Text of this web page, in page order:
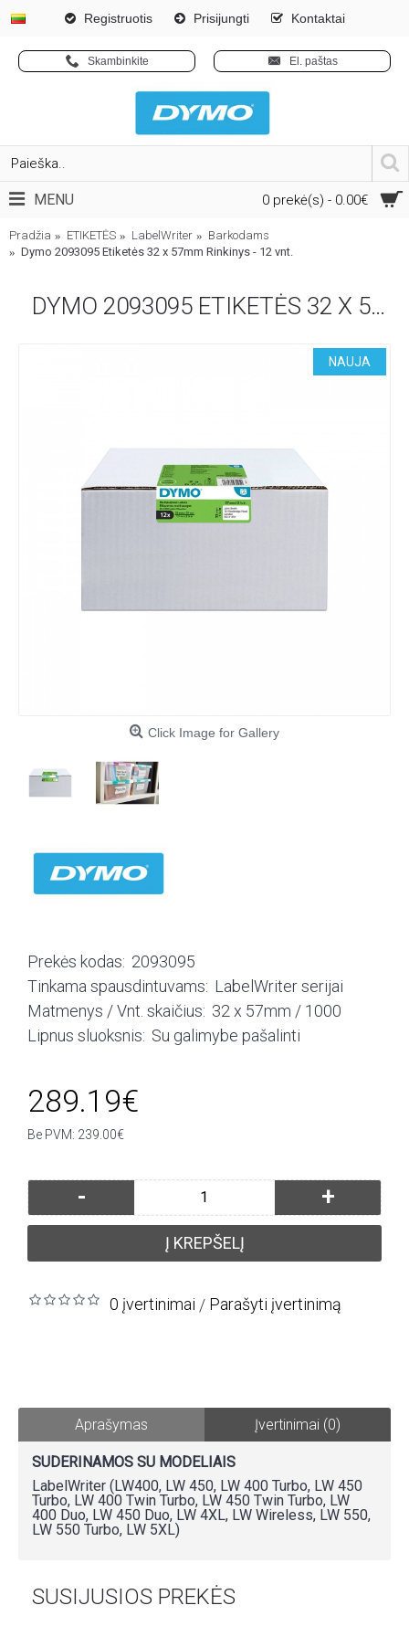
Registruotis Prisijungti Kontaktai
Skambinkite El. paštas
0 prekė(s) - 0.00€
MENU
Pradžia ETIKETĖS LabelWriter
Barkodams
Dymo 2093095 Etiketės 32 x 57mm Rinkinys - 12 vnt.
DYMO 2093095 ETIKETĖS 32 X 57MM RINKINYS - 12 VNT.
NAUJA
Click Image for Gallery
Prekės kodas: 2093095
Tinkama spausdintuvams: LabelWriter serijai
Matmenys / Vnt. skaičius: 32 x 57mm / 1000
Lipnus sluoksnis: Su galimybe pašalinti
289.19€
Be PVM: 239.00€
- +
Į KREPŠELĮ
0 įvertinimai / Parašyti įvertinimą
Aprašymas Įvertinimai (0)
SUDERINAMOS SU MODELIAIS
LabelWriter (LW400, LW 450, LW 400 Turbo, LW 450
Turbo, LW 400 Twin Turbo, LW 450 Twin Turbo, LW
400 Duo, LW 450 Duo, LW 4XL, LW Wireless, LW 550,
LW 550 Turbo, LW 5XL)
SUSIJUSIOS PREKĖS